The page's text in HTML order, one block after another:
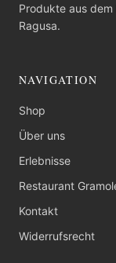
Produkte aus
Ragusa.
NAVIGATION
Shop
Über uns
Erlebnisse
Restaurant
Kontakt
Widerrufsrecht